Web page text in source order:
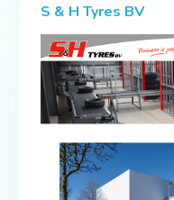
S & H Tyres BV